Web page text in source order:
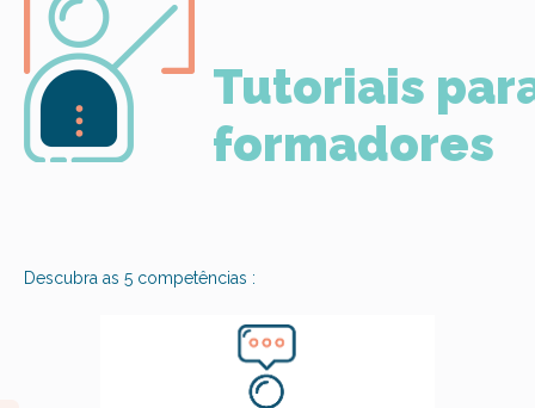
Tutoriais
formadores
Descubra as 5 competências :